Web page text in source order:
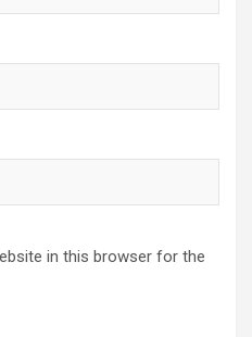
in this browser for the